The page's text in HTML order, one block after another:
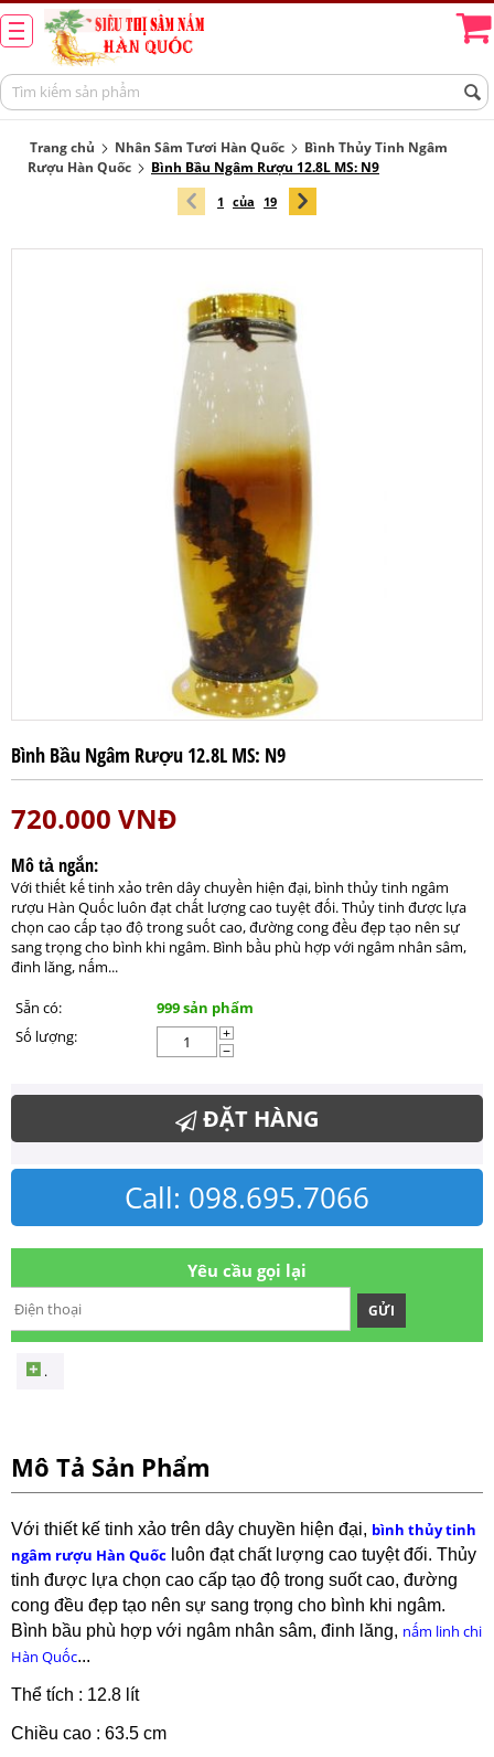
Trang chủ Nhân Sâm Tươi Hàn Quốc
Bình Thủy Tinh Ngâm
Rượu Hàn Quốc
Bình Bầu Ngâm Rượu 12.8L MS: N9
1 của 19
Bình Bầu Ngâm Rượu 12.8L MS: N9
720.000 VNĐ
Mô tả ngắn:
Với thiết kế tinh xảo trên dây chuyền hiện đại, bình thủy tinh ngâm
rượu Hàn Quốc luôn đạt chất lượng cao tuyệt đối. Thủy tinh được lựa
chọn cao cấp tạo độ trong suốt cao, đường cong đều đẹp tạo nên sự
sang trọng cho bình khi ngâm. Bình bầu phù hợp với ngâm nhân sâm,
đinh lăng, nấm...
Sẵn có:
999 sản phẩm
Số lượng:
+
−
ĐẶT HÀNG
Call: 098.695.7066
Yêu cầu gọi lại
GỬI
.
Mô Tả Sản Phẩm
Với thiết kế tinh xảo trên dây chuyền hiện đại, bình thủy tinh
ngâm rượu Hàn Quốc luôn đạt chất lượng cao tuyệt đối. Thủy
tinh được lựa chọn cao cấp tạo độ trong suốt cao, đường
cong đều đẹp tạo nên sự sang trọng cho bình khi ngâm.
Bình bầu phù hợp với ngâm nhân sâm, đinh lăng, nấm linh chi
Hàn Quốc...
Thể tích : 12.8 lít
Chiều cao : 63.5 cm